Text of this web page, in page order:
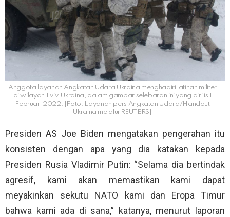
Anggota layanan Angkatan Udara Ukraina menghadiri latihan militer
di wilayah Lviv, Ukraina, dalam gambar selebaran ini yang dirilis 1
Februari 2022. [Foto: Layanan pers Angkatan Udara/Handout
Ukraina melalui REUTERS]
Presiden AS Joe Biden mengatakan pengerahan itu
konsisten dengan apa yang dia katakan kepada
Presiden Rusia Vladimir Putin: “Selama dia bertindak
agresif, kami akan memastikan kami dapat
meyakinkan sekutu NATO kami dan Eropa Timur
bahwa kami ada di sana,” katanya, menurut laporan